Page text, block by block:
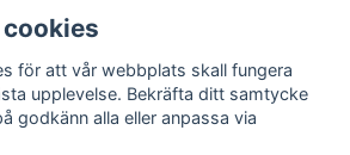
för att vår webbplats skall fungera
upplevelse. Bekräfta ditt samtycke
godkänn alla eller anpassa via